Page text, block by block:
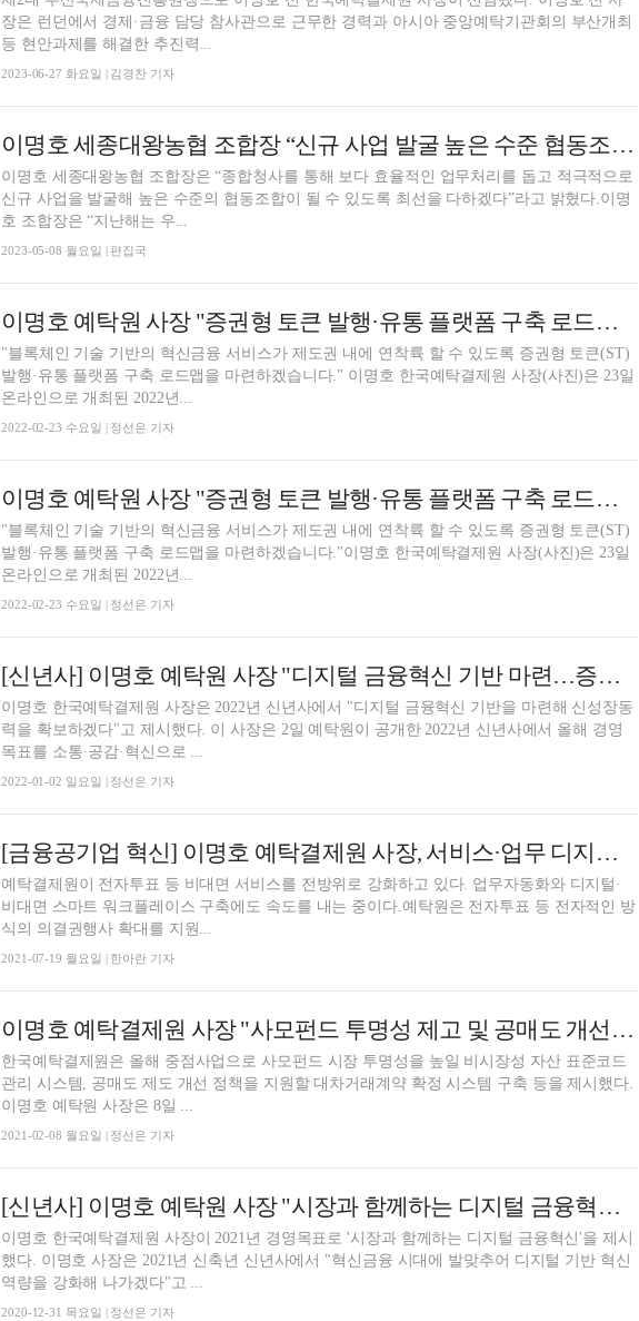
장은 런던에서 경제·금융 담당 참사관으로 근무한 경력과 아시아 중앙예탁기관회의 부산개최
등 현안과제를 해결한 추진력...
2023-06-27 화요일 | 김경찬 기자
이명호 세종대왕농협 조합장 “신규 사업 발굴 높은 수준 협동조합 도약”
이명호 세종대왕농협 조합장은 “종합청사를 통해 보다 효율적인 업무처리를 돕고 적극적으로
신규 사업을 발굴해 높은 수준의 협동조합이 될 수 있도록 최선을 다하겠다”라고 밝혔다.이명
호 조합장은 “지난해는 우...
2023-05-08 월요일 | 편집국
이명호 예탁원 사장 "증권형 토큰 발행·유통 플랫폼 구축 로드맵 마련할 것"(종합)
"블록체인 기술 기반의 혁신금융 서비스가 제도권 내에 연착륙 할 수 있도록 증권형 토큰(ST)
발행·유통 플랫폼 구축 로드맵을 마련하겠습니다." 이명호 한국예탁결제원 사장(사진)은 23일
온라인으로 개최된 2022년...
2022-02-23 수요일 | 정선은 기자
이명호 예탁원 사장 "증권형 토큰 발행·유통 플랫폼 구축 로드맵 마련할 것"
"블록체인 기술 기반의 혁신금융 서비스가 제도권 내에 연착륙 할 수 있도록 증권형 토큰(ST)
발행·유통 플랫폼 구축 로드맵을 마련하겠습니다."이명호 한국예탁결제원 사장(사진)은 23일
온라인으로 개최된 2022년...
2022-02-23 수요일 | 정선은 기자
[신년사] 이명호 예탁원 사장 "디지털 금융혁신 기반 마련…증권형 토큰 플랫폼 구축 속도"
이명호 한국예탁결제원 사장은 2022년 신년사에서 "디지털 금융혁신 기반을 마련해 신성장동
력을 확보하겠다"고 제시했다. 이 사장은 2일 예탁원이 공개한 2022년 신년사에서 올해 경영
목표를 소통·공감·혁신으로 ...
2022-01-02 일요일 | 정선은 기자
[금융공기업 혁신] 이명호 예탁결제원 사장, 서비스·업무 디지털화…벤처 지원 주력
예탁결제원이 전자투표 등 비대면 서비스를 전방위로 강화하고 있다. 업무자동화와 디지털·
비대면 스마트 워크플레이스 구축에도 속도를 내는 중이다.예탁원은 전자투표 등 전자적인 방
식의 의결권행사 확대를 지원...
2021-07-19 월요일 | 한아란 기자
이명호 예탁결제원 사장 "사모펀드 투명성 제고 및 공매도 개선 지원"
한국예탁결제원은 올해 중점사업으로 사모펀드 시장 투명성을 높일 비시장성 자산 표준코드
관리 시스템, 공매도 제도 개선 정책을 지원할 대차거래계약 확정 시스템 구축 등을 제시했다.
이명호 예탁원 사장은 8일 ...
2021-02-08 월요일 | 정선은 기자
[신년사] 이명호 예탁원 사장 "시장과 함께하는 디지털 금융혁신 목표"
이명호 한국예탁결제원 사장이 2021년 경영목표로 '시장과 함께하는 디지털 금융혁신'을 제시
했다. 이명호 사장은 2021년 신축년 신년사에서 "혁신금융 시대에 발맞추어 디지털 기반 혁신
역량을 강화해 나가겠다"고 ...
2020-12-31 목요일 | 정선은 기자